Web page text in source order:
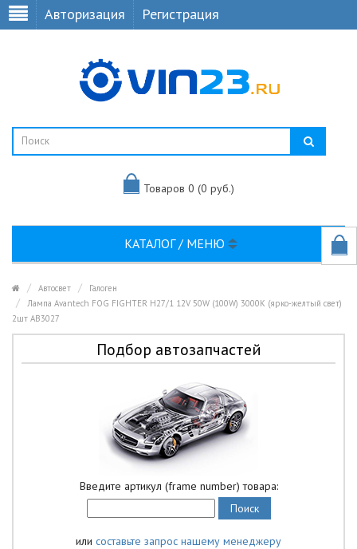
Авторизация Регистрация
Товаров 0 (0 руб.)
КАТАЛОГ / МЕНЮ
Автосвет
Галоген
Лампа Avantech FOG FIGHTER H27/1 12V 50W (100W) 3000K (ярко-желтый свет)
2шт AB3027
Подбор автозапчастей
Введите артикул (frame number) товара:
или составьте запрос нашему менеджеру